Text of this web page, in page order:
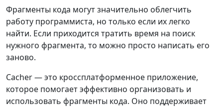
Фрагменты кода могут значительно облегчить
работу программиста, но только если их легко
найти. Если приходится тратить время на поиск
нужного фрагмента, то можно просто написать его
заново.
Cacher — это кроссплатформенное приложение,
которое помогает эффективно организовать и
использовать фрагменты кода. Оно поддерживает